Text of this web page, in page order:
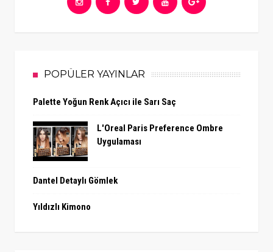
POPÜLER YAYINLAR
Palette Yoğun Renk Açıcı ile Sarı Saç
L'Oreal Paris Preference Ombre
Uygulaması
Dantel Detaylı Gömlek
Yıldızlı Kimono